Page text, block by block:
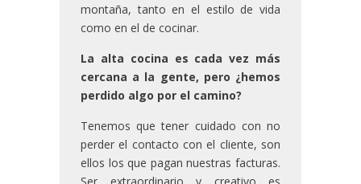
montaña, tanto en el estilo de vida
como en el de cocinar.
La alta cocina es cada vez más
cercana a la gente, pero ¿hemos
perdido algo por el camino?
Tenemos que tener cuidado con no
perder el contacto con el cliente, son
ellos los que pagan nuestras facturas.